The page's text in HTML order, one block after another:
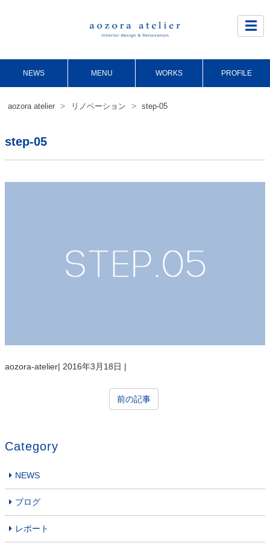
☰
NEWS MENU WORKS PROFILE
aozora atelier > リノベーション > step-05
step-05
aozora-atelier| 2016年3月18日 |
前の記事
Category
NEWS
ブログ
レポート